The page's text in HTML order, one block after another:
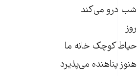
شب درو می‌کند
روز
حیاط کوچک خانه ما
هنوز پناهنده می‌پذیرد